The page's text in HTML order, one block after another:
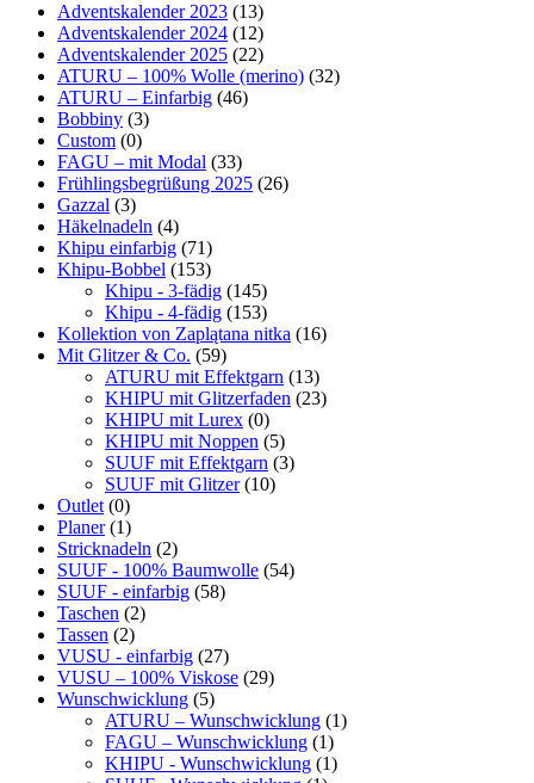
Adventskalender 2023 (13)
Adventskalender 2024 (12)
Adventskalender 2025 (22)
ATURU – 100% Wolle (merino) (32)
ATURU – Einfarbig (46)
Bobbiny (3)
Custom (0)
FAGU – mit Modal (33)
Frühlingsbegrüßung 2025 (26)
Gazzal (3)
Häkelnadeln (4)
Khipu einfarbig (71)
Khipu-Bobbel (153)
Khipu - 3-fädig (145)
Khipu - 4-fädig (153)
Kollektion von Zaplątana nitka (16)
Mit Glitzer & Co. (59)
ATURU mit Effektgarn (13)
KHIPU mit Glitzerfaden (23)
KHIPU mit Lurex (0)
KHIPU mit Noppen (5)
SUUF mit Effektgarn (3)
SUUF mit Glitzer (10)
Outlet (0)
Planer (1)
Stricknadeln (2)
SUUF - 100% Baumwolle (54)
SUUF - einfarbig (58)
Taschen (2)
Tassen (2)
VUSU - einfarbig (27)
VUSU – 100% Viskose (29)
Wunschwicklung (5)
ATURU – Wunschwicklung (1)
FAGU – Wunschwicklung (1)
KHIPU - Wunschwicklung (1)